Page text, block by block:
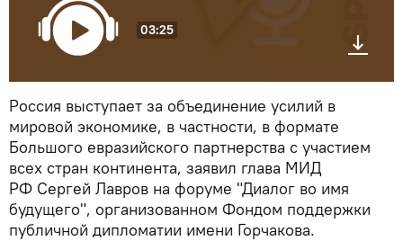
03:25
Россия выступает за объединение усилий в
мировой экономике, в частности, в формате
Большого евразийского партнерства с участием
всех стран континента, заявил глава МИД
РФ Сергей Лавров на форуме "Диалог во имя
будущего", организованном Фондом поддержки
публичной дипломатии имени Горчакова.